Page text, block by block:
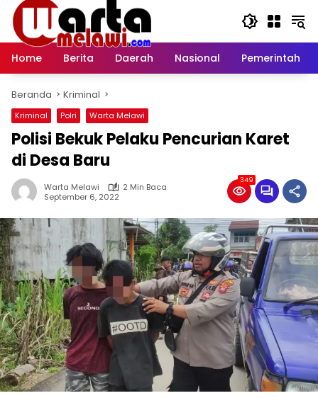
Langsung
konten
Home
Berita Daerah Nasional Pemerintah
Beranda Kriminal
Kriminal Polri Warta Melawi
Polisi Bekuk Pelaku Pencurian Karet
di Desa Baru
Warta Melawi
2 Min Baca
September 6, 2022
349